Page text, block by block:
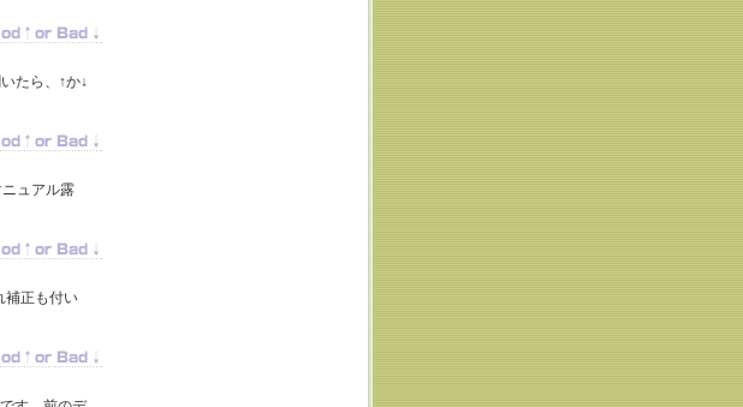
たら、↑か↓
ュアル露
補正も付い